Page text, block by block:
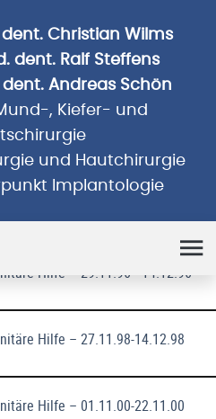
dent. Christian Wilms
dent. Ralf Steffens
dent. Andreas Schön
, Kiefer- und
und Hautchirurgie
Implantologie
Hilfe – 29.11.96 - 14.12.96
Hilfe – 27.11.98-14.12.98
Hilfe – 01.11.00-22.11.00